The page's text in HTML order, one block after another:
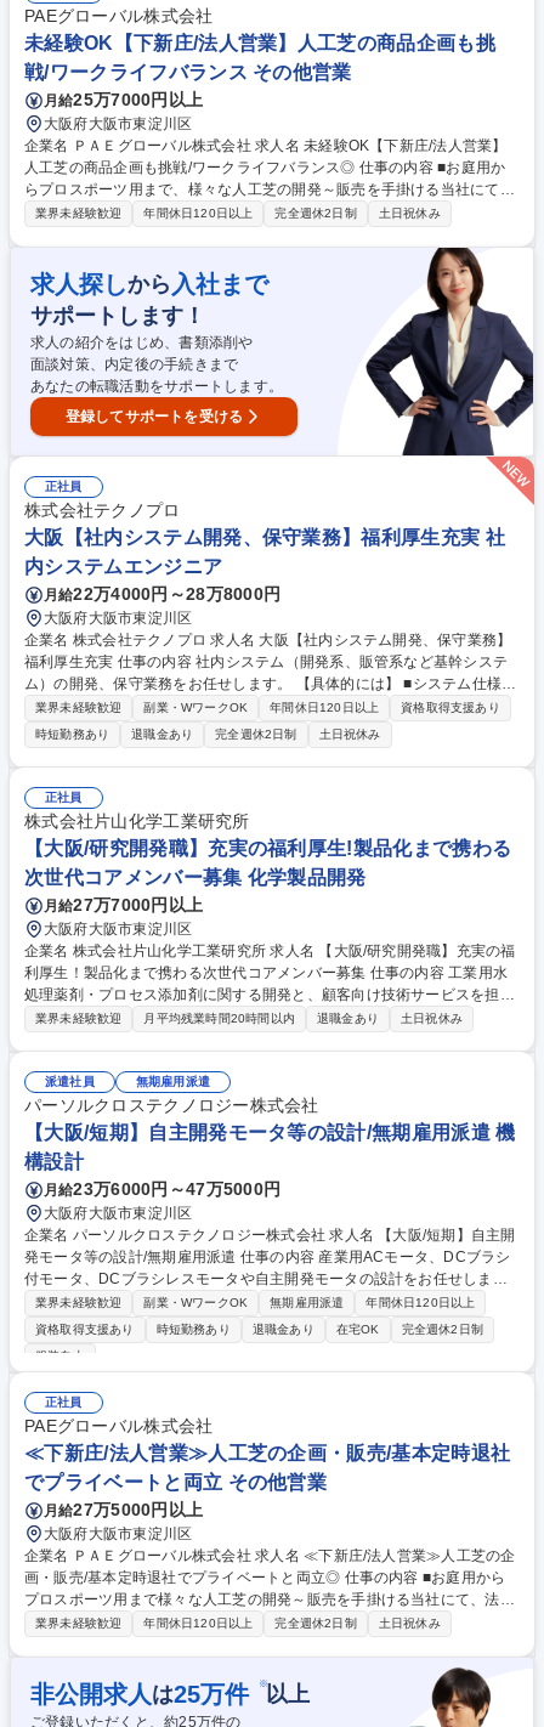
産部門の技術相談にのり、問題発生時は解決へ向けて一緒に取り組みま
す。 【キャリアパス例】複数のプロジェクト専任担当として業務を経験し
た後、品質面から発売可否判断を行う責任者を目指します。 募集職種
【大阪】回路 再開発/FAセンサをはじめとするキーエンスの全ての機種の
品質判断
PAEグローバル株式会社
未経験OK【下新庄/法人営業】人工芝の商品企画も挑
戦/ワークライフバランス その他営業
月給25万7000円以上
大阪府大阪市東淀川区
企業名 ＰＡＥグローバル株式会社 求人名 未経験OK【下新庄/法人営業】
人工芝の商品企画も挑戦/ワークライフバランス◎ 仕事の内容 ■お庭用か
らプロスポーツ用まで、様々な人工芝の開発～販売を手掛ける当社にて企
画営業をご担当いただきます。約1年程のOJTでしっかり教育。商品の企
のヒアリング・人工芝の提案 ■商品開発会議でのアイディアだし ■カタロ
グの作成 ■販売戦略の立案 等 【スタイル】社用車を使用し、既存顧客や
展示会でお話しした新規顧客に対して、1日7～8件訪問。【顧客】人工芝
を取り扱う商社や工務店 【ノルマ】なし 【残業】外出のない日の残業は
事前申請制となります。プライベートをしっかりと確保したい方にもオス
スメです！ 募集職種 未経験OK【下新庄/法人営業】人工芝の商品企画も挑
戦/ワークライフバランス◎
業界未経験歓迎 年間休日120日以上 完全週休2日制 土日祝休み
求人探しから 入社まで
サポートします！
求人の紹介をはじめ、書類添削や
面談対策、内定後の手続きまで
あなたの転職活動をサポートします。
登録してサポートを受ける
正社員
株式会社テクノプロ
大阪【社内システム開発、保守業務】福利厚生充実 社
内システムエンジニア
月給22万4000円～28万8000円
大阪府大阪市東淀川区
企業名 株式会社テクノプロ 求人名 大阪【社内システム開発、保守業務】
福利厚生充実 仕事の内容 社内システム（開発系、販管系など基幹システ
ム）の開発、保守業務をお任せします。 【具体的には】 ■システム仕様書
（もしくはラフ）からの機能、互換性などの構築 ■各種システムにプログ
ラムを実装 ■実装したシステムのプレ稼動～評価～保守計画の策定 ■使用
ツール：C＃、AS400、RPG、VBA、SQL ■担当工程：詳細設計～実装～
単体、結合テスト～保守 募集職種 大阪【社内システム開発、保守業務】
福利厚生充実
業界未経験歓迎 副業・WワークOK 年間休日120日以上
資格取得支援あり
時短勤務あり
退職金あり 完全週休2日制 土日祝休み
正社員
株式会社片山化学工業研究所
【大阪/研究開発職】充実の福利厚生!製品化まで携わる
次世代コアメンバー募集 化学製品開発
月給27万7000円以上
大阪府大阪市東淀川区
企業名 株式会社片山化学工業研究所 求人名 【大阪/研究開発職】充実の福
利厚生！製品化まで携わる次世代コアメンバー募集 仕事の内容 工業用水
処理薬剤・プロセス添加剤に関する開発と、顧客向け技術サービスを担当
します。研究段階から製品化まで、広い裁量をもって携われるポジション
ービス ・自社製品の基礎研究、新製品開発、製品化、顧客への導入 ■魅
力・やりがい 研究にとどまらず、実務を通じて業界全体の仕組みや動向に
ついても広く学べます。 募集職種 【大阪/研究開発職】充実の福利厚生！
製品化まで携わる次世代コアメンバー募集
業界未経験歓迎 月平均残業時間20時間以内 退職金あり 土日祝休み
派遣社員 無期雇用派遣
パーソルクロステクノロジー株式会社
【大阪/短期】自主開発モータ等の設計/無期雇用派遣 機
構設計
月給23万6000円～47万5000円
大阪府大阪市東淀川区
企業名 パーソルクロステクノロジー株式会社 求人名 【大阪/短期】自主開
発モータ等の設計/無期雇用派遣 仕事の内容 産業用ACモータ、DCブラシ
付モータ、DCブラシレスモータや自主開発モータの設計をお任せしま
す。具体的には、顧客の要求仕様に基づきモータの設計/開発/新規モータ
の開発までお願いします。 【詳細】■要求仕様に基づいた構造検討、部品
設計、組立設計■モータ特性測定、組立製作（試作）■工場との技術打合
sk製品 【備考】月に1～2回、全国への出張があります。 【企業情報】各
種モータ応用製品の製造/販売 募集職種 【大阪/短期】自主開発モータ等の
設計/無期雇用派遣
業界未経験歓迎 副業・WワークOK 無期雇用派遣
年間休日120日以上
資格取得支援あり
時短勤務あり 退職金あり 在宅OK
完全週休2日制
服装自由
正社員
PAEグローバル株式会社
≪下新庄/法人営業≫人工芝の企画・販売/基本定時退社
でプライベートと両立 その他営業
月給27万5000円以上
大阪府大阪市東淀川区
企業名 ＰＡＥグローバル株式会社 求人名 ≪下新庄/法人営業≫人工芝の企
画・販売/基本定時退社でプライベートと両立◎ 仕事の内容 ■お庭用から
プロスポーツ用まで様々な人工芝の開発～販売を手掛ける当社にて、法人
営業をご担当いただきます。 【詳細】■人工芝を取り扱う工事店や、商社
顧客に対して、1日7～8件訪問します) ■営業活動をする中で触れるお客様
の生の声を参考に、商品開発会議でアイデアを出し合い、カタログ内の文
章作成から販売戦略まで熟考します。 【残業】外出のない日の残業は事前
業界未経験歓迎 年間休日120日以上 完全週休2日制 土日祝休み
非公開求人 は25万件 ※以上
ご登録いただくと、約25万件の